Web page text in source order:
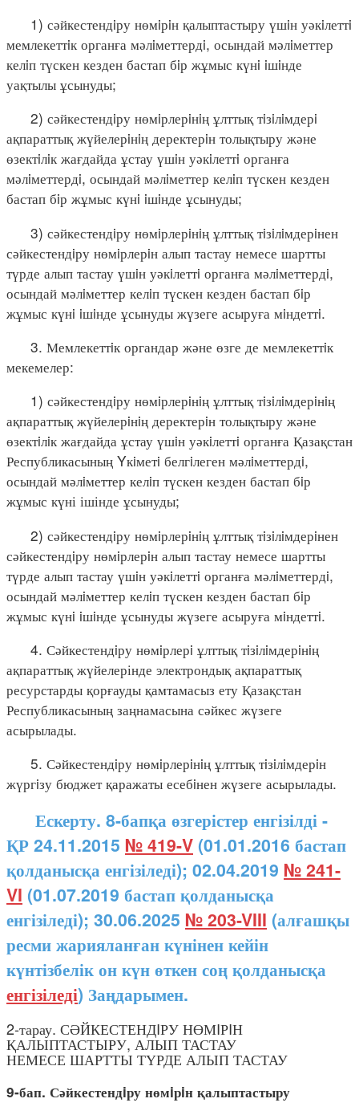
1) сәйкестендiру нөмiрiн қалыптастыру үшiн уәкiлеттi
мемлекеттiк органға мәлiметтердi, осындай мәлiметтер
келiп түскен кезден бастап бiр жұмыс күнi iшiнде
уақтылы ұсынуды;
2) сәйкестендiру нөмiрлерiнiң ұлттық тiзiлiмдерi
ақпараттық жүйелерiнiң деректерiн толықтыру және
өзектiлiк жағдайда ұстау үшiн уәкiлеттi органға
мәлiметтердi, осындай мәлiметтер келiп түскен кезден
бастап бiр жұмыс күнi iшiнде ұсынуды;
3) сәйкестендiру нөмiрлерiнiң ұлттық тiзiлiмдерiнен
сәйкестендiру нөмiрлерiн алып тастау немесе шартты
түрде алып тастау үшiн уәкiлеттi органға мәлiметтердi,
осындай мәлiметтер келiп түскен кезден бастап бiр
жұмыс күнi iшiнде ұсынуды жүзеге асыруға мiндеттi.
3. Мемлекеттiк органдар және өзге де мемлекеттiк
мекемелер:
1) сәйкестендiру нөмiрлерiнiң ұлттық тiзiлiмдерiнiң
ақпараттық жүйелерiнiң деректерiн толықтыру және
өзектiлiк жағдайда ұстау үшiн уәкiлеттi органға Қазақстан
Республикасының Yкiметi белгiлеген мәлiметтердi,
осындай мәлiметтер келiп түскен кезден бастап бiр
жұмыс күні ішінде ұсынуды;
2) сәйкестендiру нөмiрлерiнiң ұлттық тiзiлiмдерiнен
сәйкестендiру нөмiрлерiн алып тастау немесе шартты
түрде алып тастау үшiн уәкiлеттi органға мәлiметтердi,
осындай мәлiметтер келiп түскен кезден бастап бiр
жұмыс күнi iшiнде ұсынуды жүзеге асыруға мiндеттi.
4. Сәйкестендiру нөмiрлерi ұлттық тiзiлiмдерiнiң
ақпараттық жүйелерінде электрондық ақпараттық
ресурстарды қорғауды қамтамасыз ету Қазақстан
Республикасының заңнамасына сәйкес жүзеге
асырылады.
5. Сәйкестендiру нөмiрлерiнiң ұлттық тiзiлiмдерiн
жүргiзу бюджет қаражаты есебiнен жүзеге асырылады.
Ескерту. 8-бапқа өзгерістер енгізілді -
ҚР 24.11.2015 № 419-V (01.01.2016 бастап
қолданысқа енгізіледі); 02.04.2019 № 241-
VI (01.07.2019 бастап қолданысқа
енгізіледі); 30.06.2025 № 203-VIII (алғашқы
ресми жарияланған күнінен кейін
күнтізбелік он күн өткен соң қолданысқа
енгізіледі) Заңдарымен.
2-тарау. СӘЙКЕСТЕНДIРУ НӨМIРIН
ҚАЛЫПТАСТЫРУ, АЛЫП ТАСТАУ
НЕМЕСЕ ШАРТТЫ ТҮРДЕ АЛЫП ТАСТАУ
9-бап. Сәйкестендiру нөмiрiн қалыптастыру